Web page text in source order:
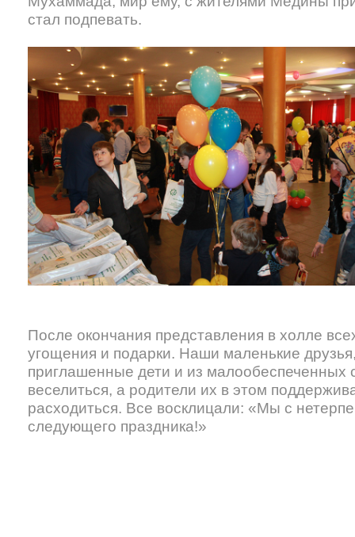
стал подпевать.
После окончания представления в холле
угощения и подарки. Наши маленькие
приглашенные дети и из малообеспеченных
веселиться, а родители их в этом
расходиться. Все восклицали: «Мы с
следующего праздника!»